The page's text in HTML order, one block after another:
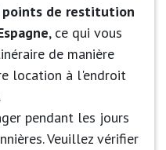
points de restitution
, ce qui vous
de manière
location à l'endroit
pendant les jours
Veuillez vérifier